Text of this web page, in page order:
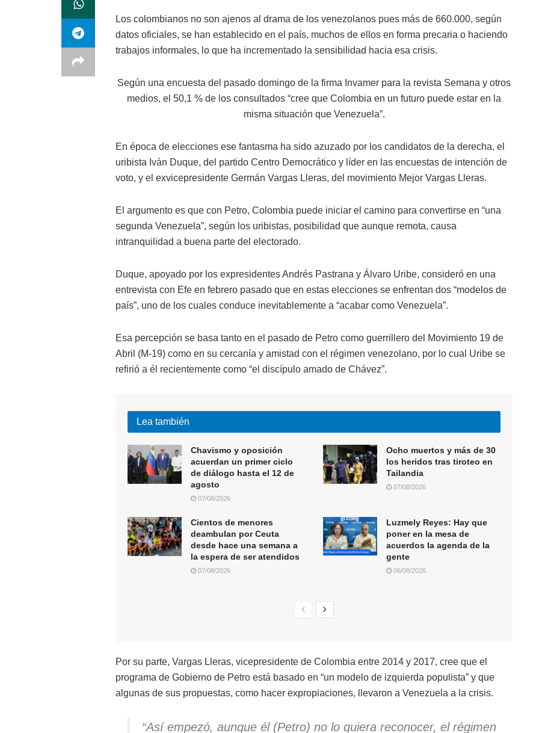
Los colombianos no son ajenos al drama de los venezolanos pues más de 660.000, según
datos oficiales, se han establecido en el país, muchos de ellos en forma precaria o haciendo
trabajos informales, lo que ha incrementado la sensibilidad hacia esa crisis.
Según una encuesta del pasado domingo de la firma Invamer para la revista Semana y otros
medios, el 50,1 % de los consultados “cree que Colombia en un futuro puede estar en la
misma situación que Venezuela”.
En época de elecciones ese fantasma ha sido azuzado por los candidatos de la derecha, el
uribista Iván Duque, del partido Centro Democrático y líder en las encuestas de intención de
voto, y el exvicepresidente Germán Vargas Lleras, del movimiento Mejor Vargas Lleras.
El argumento es que con Petro, Colombia puede iniciar el camino para convertirse en “una
segunda Venezuela”, según los uribistas, posibilidad que aunque remota, causa
intranquilidad a buena parte del electorado.
Duque, apoyado por los expresidentes Andrés Pastrana y Álvaro Uribe, consideró en una
entrevista con Efe en febrero pasado que en estas elecciones se enfrentan dos “modelos de
país”, uno de los cuales conduce inevitablemente a “acabar como Venezuela”.
Esa percepción se basa tanto en el pasado de Petro como guerrillero del Movimiento 19 de
Abril (M-19) como en su cercanía y amistad con el régimen venezolano, por lo cual Uribe se
refirió a él recientemente como “el discípulo amado de Chávez”.
Lea también
Chavismo y oposición
acuerdan un primer ciclo
de diálogo hasta el 12 de
agosto
07/08/2026
Ocho muertos y más de 30
los heridos tras tiroteo en
Tailandia
07/08/2026
Cientos de menores
deambulan por Ceuta
desde hace una semana a
la espera de ser atendidos
07/08/2026
Luzmely Reyes: Hay que
poner en la mesa de
acuerdos la agenda de la
gente
06/08/2026
Por su parte, Vargas Lleras, vicepresidente de Colombia entre 2014 y 2017, cree que el
programa de Gobierno de Petro está basado en “un modelo de izquierda populista” y que
algunas de sus propuestas, como hacer expropiaciones, llevaron a Venezuela a la crisis.
“Así empezó, aunque él (Petro) no lo quiera reconocer, el régimen